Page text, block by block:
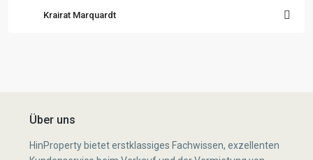
Krairat Marquardt
Über uns
HinProperty bietet erstklassiges Fachwissen, exzellenten